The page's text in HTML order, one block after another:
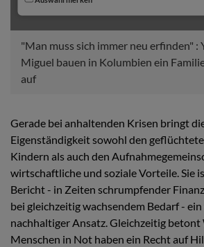
"Man muss sich immer neu erfinden" :
Miguel bauen in Kolumbien ein
auf
Gerade bei anhaltenden Krisen bringt
Eigenständigkeit sowohl den
Kindern als auch den
wirtschaftliche und soziale Vorteile. Sie
Bericht - in Zeiten schrumpfender
bei gleichzeitig wachsendem Bedarf -
nachhaltiger Ansatz. Gleichzeitig
Menschen in Not haben ein Recht auf